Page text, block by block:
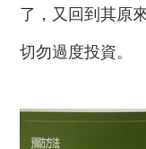
了，又回到其原
切勿過度投資。